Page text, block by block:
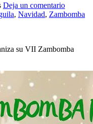
Deja un comentario
, Navidad, Zambomba
su VII Zambomba
la romería?
se celebran en el
hacer?